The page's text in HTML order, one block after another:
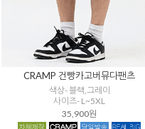
CRAMP 건빵카고버뮤다팬츠
색상- 블랙,그레이
사이즈- L~5XL
35,900원